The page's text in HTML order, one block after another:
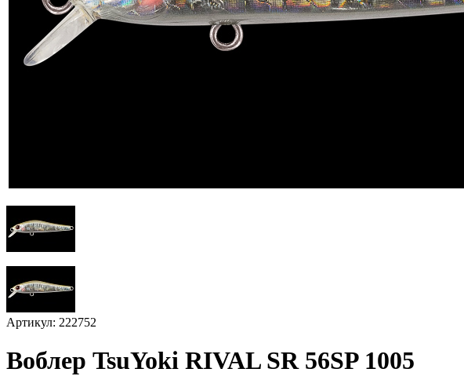
Артикул: 222752
Воблер TsuYoki RIVAL SR 56SP 1005